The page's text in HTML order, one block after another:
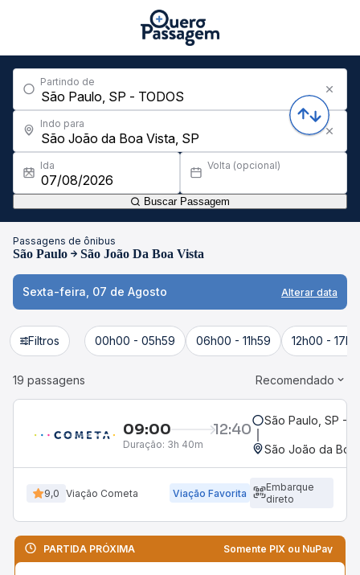
Partindo de
Indo para
Ida Volta (opcional)
Buscar Passagem
Passagens de ônibus
São Paulo São João Da Boa Vista
Sexta-feira, 07 de Agosto Alterar data
Filtros 00h00 - 05h59 06h00 - 11h59 12h00 -
19 passagens Recomendado
09:00 12:40
Duração: 3h 40m
São Paulo, SP -
São João da Boa
9,0 Viação Cometa Viação Favorita
Embarque
direto
PARTIDA PRÓXIMA Somente PIX ou NuPay